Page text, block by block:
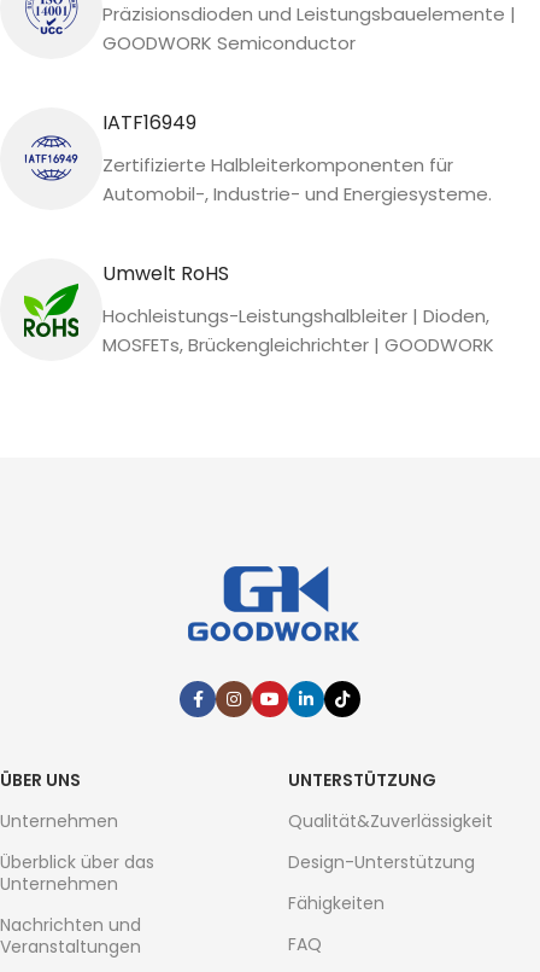
Präzisionsdioden und Leistungsbauelemente |
GOODWORK Semiconductor
IATF16949
Zertifizierte Halbleiterkomponenten für
Automobil-, Industrie- und Energiesysteme.
Umwelt RoHS
Hochleistungs-Leistungshalbleiter | Dioden,
MOSFETs, Brückengleichrichter | GOODWORK
ÜBER UNS
Unternehmen
Überblick über das
Unternehmen
Nachrichten und
Veranstaltungen
UNTERSTÜTZUNG
Qualität&Zuverlässigkeit
Design-Unterstützung
Fähigkeiten
FAQ